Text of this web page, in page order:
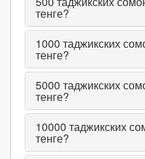
тенге?
1000 таджикских
тенге?
5000 таджикских
тенге?
10000 таджикских
тенге?